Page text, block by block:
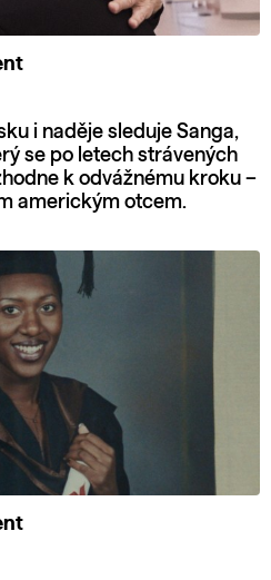
i naděje sleduje Sanga,
se po letech strávených
k odvážnému kroku –
americkým otcem.